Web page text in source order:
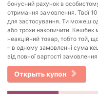
бонусний рахунок в
отримання замовлення. Твої
для застосування. Ти можеш
або трохи накопичити.
неакційний товар, тобто той,
– в одному замовленні сума
від повної вартості
Открыть купон